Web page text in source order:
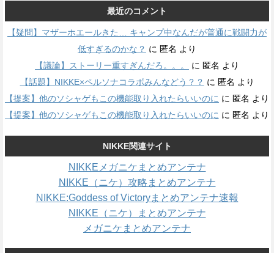
最近のコメント
【疑問】マザーホエールきた… キャンプ中なんだが普通に戦闘力が
低すぎるのかな？ に 匿名 より
【議論】ストーリー重すぎんだろ。。。
に 匿名 より
【話題】NIKKE×ペルソナコラボみんなどう？？ に 匿名 より
【提案】他のソシャゲもこの機能取り入れたらいいのに に 匿名 より
【提案】他のソシャゲもこの機能取り入れたらいいのに に 匿名 より
NIKKE関連サイト
NIKKEメガニケまとめアンテナ
NIKKE（ニケ）攻略まとめアンテナ
NIKKE:Goddess of Victoryまとめアンテナ速報
NIKKE（ニケ）まとめアンテナ
メガニケまとめアンテナ